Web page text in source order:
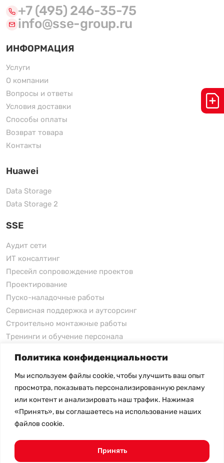
Политика конфиденциальности
Мы используем файлы cookie, чтобы улучшить ваш опыт
просмотра, показывать персонализированную рекламу
или контент и анализировать наш трафик. Нажимая
«Принять», вы соглашаетесь на использование наших
файлов cookie.
Принять
+7 (495) 246-35-75
info@sse-group.ru
ИНФОРМАЦИЯ
Услуги
О компании
Вопросы и ответы
Условия доставки
Способы оплаты
Возврат товара
Контакты
Huawei
Data Storage
Data Storage 2
SSE
Аудит сети
ИТ консалтинг
Пресейл сопровождение проектов
Проектирование
Пуско-наладочные работы
Сервисная поддержка и аутсорсинг
Строительно монтажные работы
Тренинги и обучение персонала
xFusion
xFusion
xFusion AI Solution
Цены на товары не являются публичной офертой и
- Политика конфиденциальности- Возврат товара